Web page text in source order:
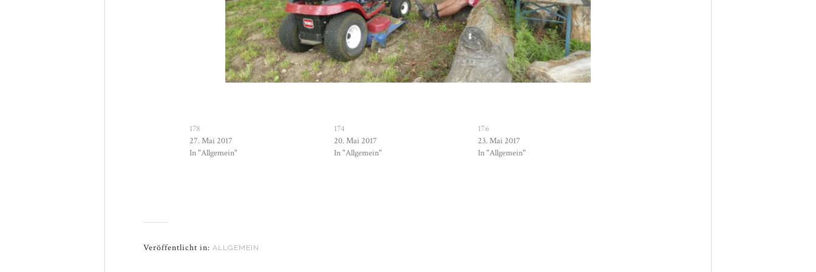
178
27. Mai 2017
In "Allgemein"
174
20. Mai 2017
In "Allgemein"
176
23. Mai 2017
In "Allgemein"
Veröffentlicht in:ALLGEMEIN